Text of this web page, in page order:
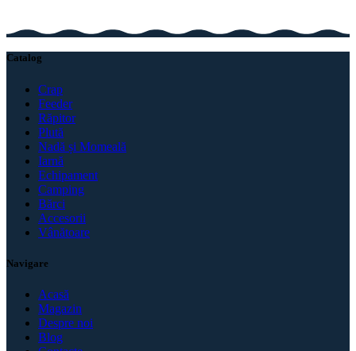
Catalog
Crap
Feeder
Răpitor
Plută
Nadă și Momeală
Iarnă
Echipament
Camping
Bărci
Accesorii
Vânătoare
Navigare
Acasă
Magazin
Despre noi
Blog